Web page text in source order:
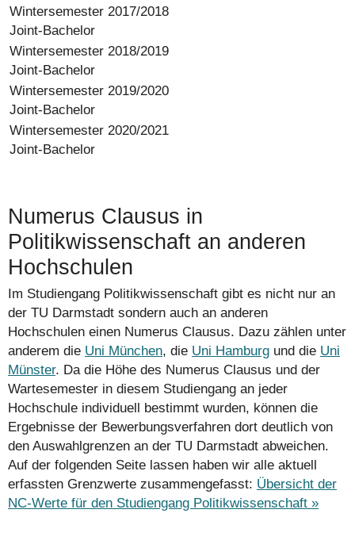
Wintersemester 2017/2018
Joint-Bachelor
Wintersemester 2018/2019
Joint-Bachelor
Wintersemester 2019/2020
Joint-Bachelor
Wintersemester 2020/2021
Joint-Bachelor
Numerus Clausus in
Politikwissenschaft an anderen
Hochschulen
Im Studiengang Politikwissenschaft gibt es nicht nur an
der TU Darmstadt sondern auch an anderen
Hochschulen einen Numerus Clausus. Dazu zählen unter
anderem die Uni München, die Uni Hamburg und die Uni
Münster. Da die Höhe des Numerus Clausus und der
Wartesemester in diesem Studiengang an jeder
Hochschule individuell bestimmt wurden, können die
Ergebnisse der Bewerbungs­verfahren dort deutlich von
den Auswahlgrenzen an der TU Darmstadt abweichen.
Auf der folgenden Seite lassen haben wir alle aktuell
erfassten Grenzwerte zusammengefasst: Übersicht der
NC-Werte für den Studiengang Politikwissenschaft »